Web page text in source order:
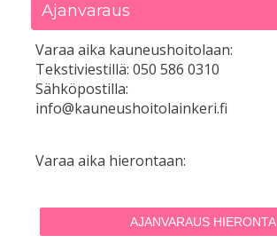
Ajanvaraus
Varaa aika kauneushoitolaan:
Tekstiviestillä: 050 586 0310
Sähköpostilla:
info@kauneushoitolainkeri.fi
Varaa aika hierontaan:
AJANVARAUS HIERONTA